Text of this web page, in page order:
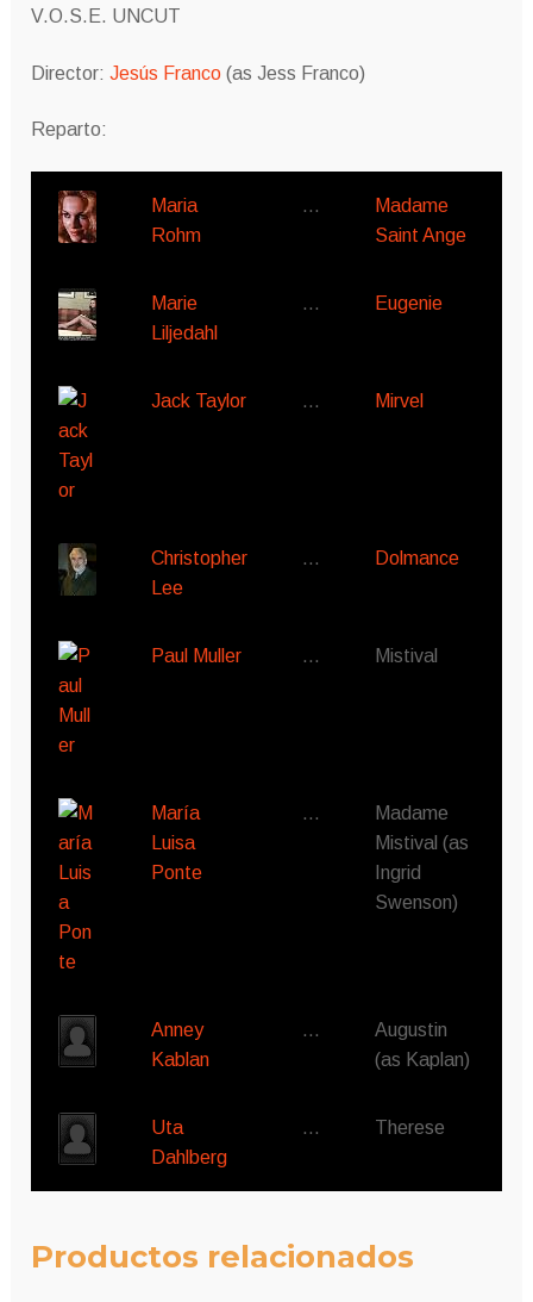
V.O.S.E. UNCUT
Director: Jesús Franco(as Jess Franco)
Reparto:
Maria
Rohm
…
Madame
Saint Ange
Marie
Liljedahl
… Eugenie
Jack Taylor … Mirvel
Christopher
Lee
… Dolmance
Paul Muller … Mistival
María
Luisa
Ponte
…
Madame
Mistival (as
Ingrid
Swenson)
Anney
Kablan
…
Augustin
(as Kaplan)
Uta
Dahlberg
… Therese
Productos relacionados